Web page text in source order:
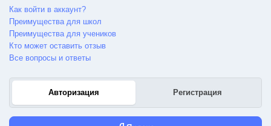
Как войти в аккаунт?
Преимущества для школ
Преимущества для учеников
Кто может оставить отзыв
Все вопросы и ответы
Авторизация Регистрация